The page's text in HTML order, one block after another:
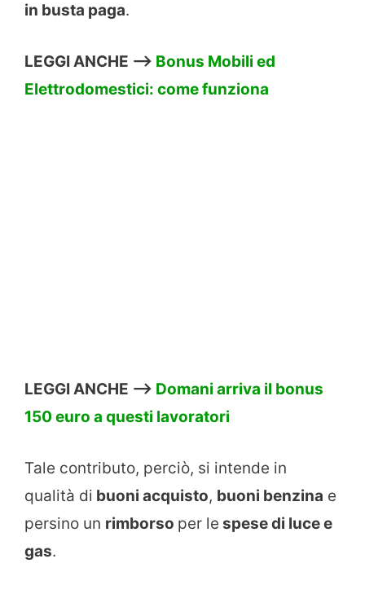
in busta paga.
LEGGI ANCHE –> Bonus Mobili ed
Elettrodomestici: come funziona
LEGGI ANCHE –> Domani arriva il bonus
150 euro a questi lavoratori
Tale contributo, perciò, si intende in
qualità di buoni acquisto, buoni benzina e
persino un rimborso per le spese di luce e
gas.